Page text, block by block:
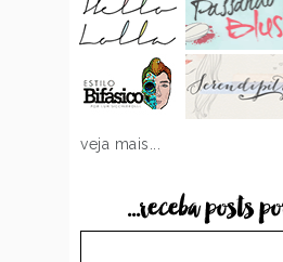
veja mais...
...receba posts